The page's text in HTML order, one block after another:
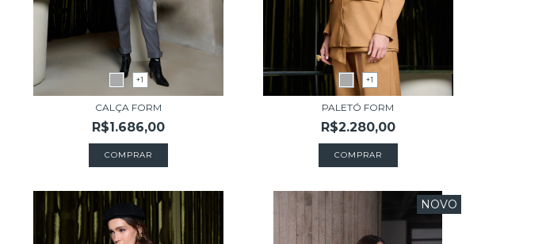
+1
CALÇA FORM
R$1.686,00
COMPRAR
+1
PALETÓ FORM
R$2.280,00
COMPRAR
NOVO